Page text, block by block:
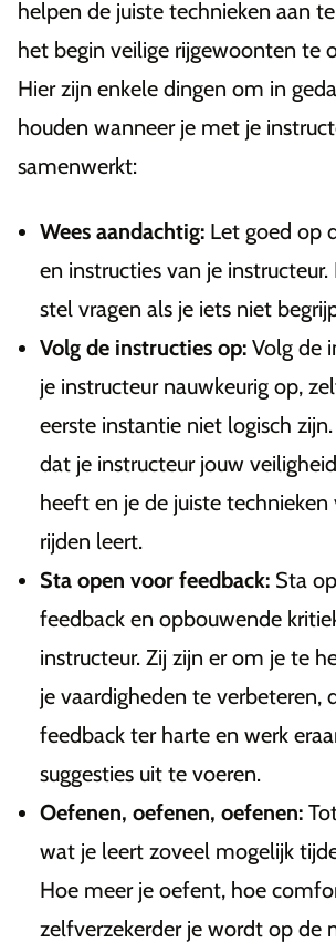
helpen de juiste technieken aan
het begin veilige rijgewoonten te
Hier zijn enkele dingen om in
houden wanneer je met je
samenwerkt:
Wees aandachtig: Let goed op
en instructies van je instructeur.
stel vragen als je iets niet
Volg de instructies op: Volg de
je instructeur nauwkeurig op,
eerste instantie niet logisch
dat je instructeur jouw
heeft en je de juiste technieken
rijden leert.
Sta open voor feedback: Sta
feedback en opbouwende
instructeur. Zij zijn er om je te
je vaardigheden te verbeteren,
feedback ter harte en werk
suggesties uit te voeren.
Oefenen, oefenen, oefenen:
wat je leert zoveel mogelijk
Hoe meer je oefent, hoe
zelfverzekerder je wordt op de